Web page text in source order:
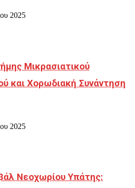
2025
Μικρασιατικού
και Χορωδιακή Συνάντηση
2025
Νεοχωρίου Υπάτης: